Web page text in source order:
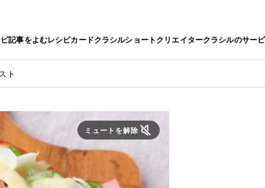
記事をよむレシピカードクラシルショートクリエイタークラシルのサー
ト
ミュートを解除